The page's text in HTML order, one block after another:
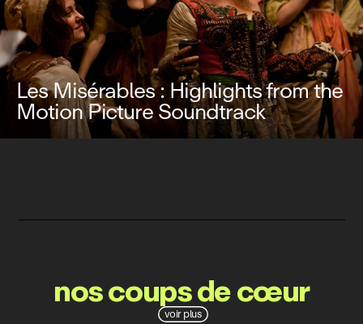
Les Misérables : Highlights from the
Motion Picture Soundtrack
voir plus
nos coups de cœur